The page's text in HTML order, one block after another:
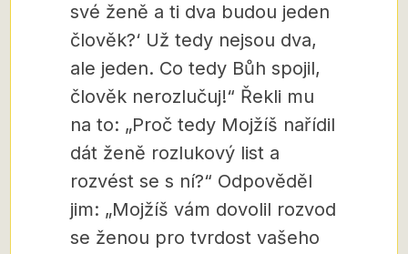
své ženě a ti dva budou jeden
člověk?‘ Už tedy nejsou dva,
ale jeden. Co tedy Bůh spojil,
člověk nerozlučuj!“ Řekli mu
na to: „Proč tedy Mojžíš nařídil
dát ženě rozlukový list a
rozvést se s ní?“ Odpověděl
jim: „Mojžíš vám dovolil rozvod
se ženou pro tvrdost vašeho